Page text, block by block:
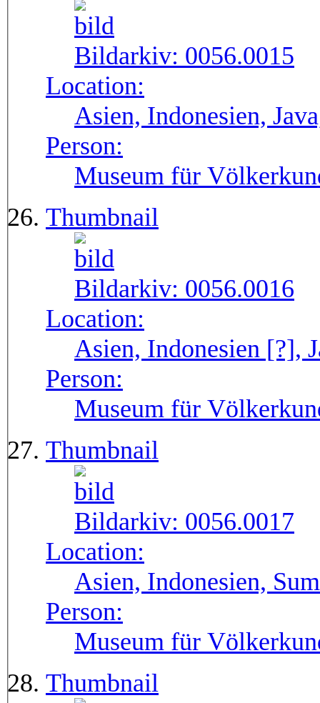
Bildarkiv: 0056.0015
Location:
Asien, Indonesien,
Person:
Museum für
Thumbnail
Bildarkiv: 0056.0016
Location:
Asien, Indonesien [?],
Person:
Museum für
Thumbnail
Bildarkiv: 0056.0017
Location:
Asien, Indonesien,
Person:
Museum für
Thumbnail